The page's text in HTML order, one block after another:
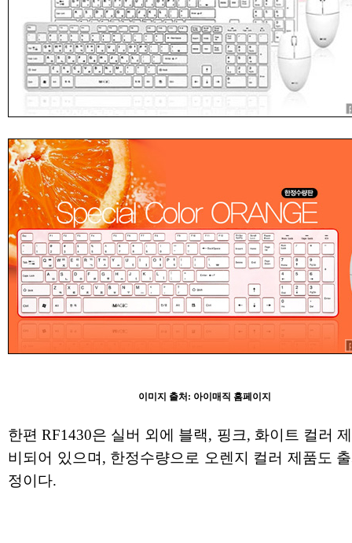
이미지 출처: 아이매직 홈페이지
한편 RF1430은 실버 외에 블랙, 핑크, 화이트 컬러
비되어 있으며, 한정수량으로 오렌지 컬러 제품도
정이다.